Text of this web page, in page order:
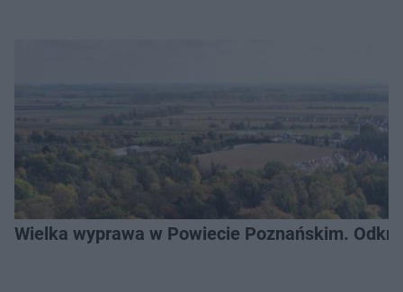
Wielka wyprawa w Powiecie Poznańskim.